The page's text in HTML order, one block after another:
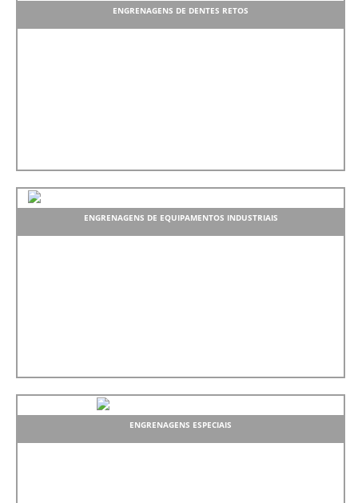
ENGRENAGENS DE DENTES RETOS
ENGRENAGENS DE EQUIPAMENTOS INDUSTRIAIS
ENGRENAGENS ESPECIAIS